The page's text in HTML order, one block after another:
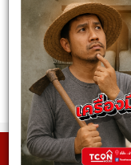
หมวดหมู่สินค้า